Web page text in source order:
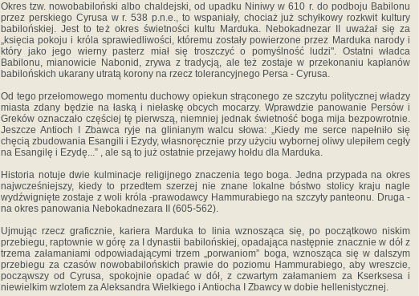
Okres tzw. nowobabiloński albo chaldejski, od upadku Niniwy w 610 r. do podboju Babilonu
przez perskiego Cyrusa w r. 538 p.n.e., to wspaniały, chociaż już schyłkowy rozkwit kultury
babilońskiej. Jest to też okres świetności kultu Marduka. Nebokadnezar II uważał się za
„księcia pokoju i króla sprawiedliwości, któremu zostały powierzone przez Marduka narody i
który jako jego wierny pasterz miał się troszczyć o pomyślność ludzi". Ostatni władca
Babilonu, mianowicie Nabonid, zrywa z tradycją, ale też zostaje w przekonaniu kapłanów
babilońskich ukarany utratą korony na rzecz tolerancyjnego Persa - Cyrusa.
Od tego przełomowego momentu duchowy opiekun strąconego ze szczytu politycznej władzy
miasta zdany będzie na łaską i niełaskę obcych mocarzy. Wprawdzie panowanie Persów i
Greków oznaczało częściej tę pierwszą, niemniej jednak świetność boga mija bezpowrotnie.
Jeszcze Antioch I Zbawca ryje na glinianym walcu słowa: „Kiedy me serce napełniło się
chęcią zbudowania Esangili i Ezydy, własnoręcznie przy użyciu wybornej oliwy ulepiłem cegły
na Esangilę i Ezydę...” , ale są to już ostatnie przejawy hołdu dla Marduka.
Historia notuje dwie kulminacje religijnego znaczenia tego boga. Jedna przypada na okres
najwcześniejszy, kiedy to przedtem szerzej nie znane lokalne bóstwo stolicy kraju nagle
wydźwignięte zostaje z woli króla -prawodawcy Hammurabiego na szczyty panteonu. Druga -
na okres panowania Nebokadnezara II (605-562).
Ujmując rzecz graficznie, kariera Marduka to linia wznosząca się, po początkowo niskim
przebiegu, raptownie w górę za I dynastii babilońskiej, opadająca następnie znacznie w dół z
trzema załamaniami odpowiadającymi trzem „porwaniom” boga, wznosząca się w dalszym
przebiegu za czasów nowobabilońskich prawie do poziomu Hammurabiego, aby wreszcie,
począwszy od Cyrusa, spokojnie opadać w dół, z czwartym załamaniem za Kserksesa i
niewielkim wzlotem za Aleksandra Wielkiego i Antiocha I Zbawcy w dobie hellenistycznej.